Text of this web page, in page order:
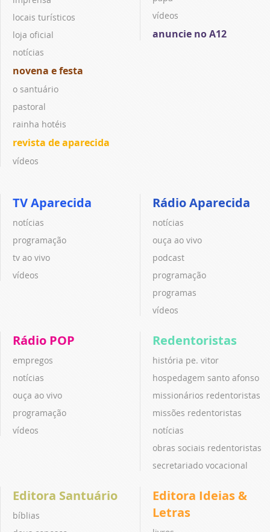
locais turísticos
loja oficial
notícias
novena e festa
o santuário
pastoral
rainha hotéis
revista de aparecida
vídeos
vídeos
anuncie no A12
TV Aparecida
notícias
programação
tv ao vivo
vídeos
Rádio Aparecida
notícias
ouça ao vivo
podcast
programação
programas
vídeos
Rádio POP
empregos
notícias
ouça ao vivo
programação
vídeos
Redentoristas
história pe. vitor
hospedagem santo afonso
missionários redentoristas
missões redentoristas
notícias
obras sociais redentoristas
secretariado vocacional
Editora Santuário
bíblias
Editora Ideias &
Letras